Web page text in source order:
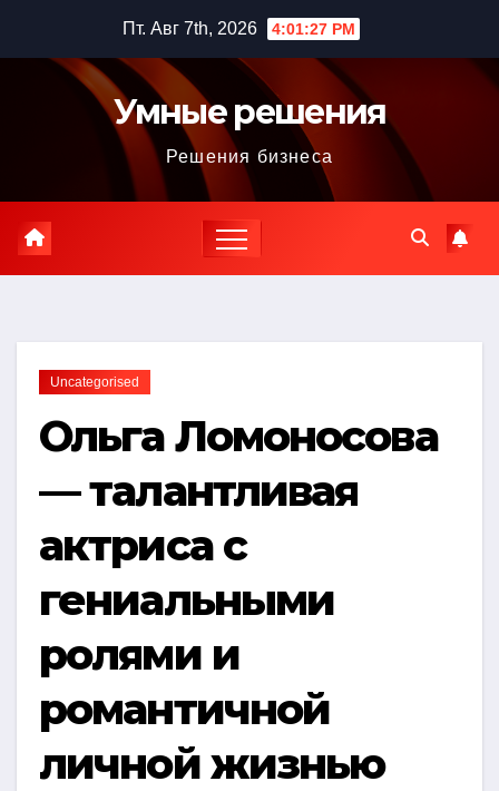
содержимому
Пт. Авг 7th, 2026 4:01:28 PM
Умные решения
Решения бизнеса
Uncategorised
Ольга Ломоносова
— талантливая
актриса с
гениальными
ролями и
романтичной
личной жизнью